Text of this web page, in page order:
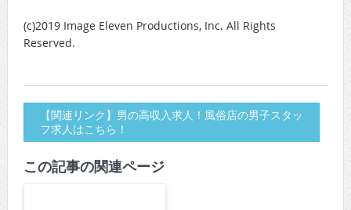
(c)2019 Image Eleven Productions, Inc. All Rights
Reserved.
【関連リンク】男の高収入求人！風俗店の男子スタッ
フ求人はこちら！
この記事の関連ページ